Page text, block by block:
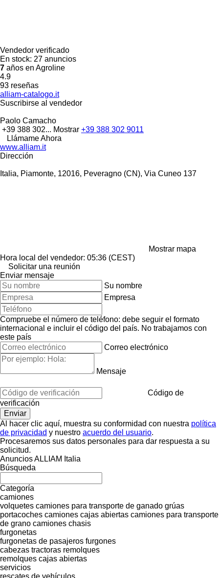
Vendedor verificado
En stock: 27 anuncios
7 años en Agroline
4.9
93 reseñas
alliam-catalogo.it
Suscribirse al vendedor
Paolo Camacho
+39 388 302... Mostrar +39 388 302 9011
Llámame Ahora
www.alliam.it
Dirección
Italia, Piamonte, 12016, Peveragno (CN), Via Cuneo 137
Mostrar mapa
Hora local del vendedor: 05:36 (CEST)
Solicitar una reunión
Enviar mensaje
Su nombre
Empresa
Compruebe el número de teléfono: debe seguir el formato
internacional e incluir el código del país. No trabajamos con
este país
Correo electrónico
Mensaje
Código de
verificación
Al hacer clic aquí, muestra su conformidad con nuestra política
de privacidad y nuestro acuerdo del usuario.
Procesaremos sus datos personales para dar respuesta a su
solicitud.
Anuncios ALLIAM Italia
Búsqueda
Categoría
camiones
volquetes camiones para transporte de ganado grúas
portacoches camiones cajas abiertas camiones para transporte
de grano camiones chasis
furgonetas
furgonetas de pasajeros furgones
cabezas tractoras remolques
remolques cajas abiertas
servicios
rescates de vehículos